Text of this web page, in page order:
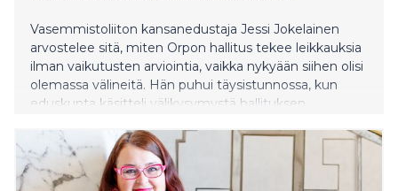
Vasemmistoliiton kansanedustaja Jessi Jokelainen
arvostelee sitä, miten Orpon hallitus tekee leikkauksia
ilman vaikutusten arviointia, vaikka nykyään siihen olisi
olemassa välineitä. Hän puhui täysistunnossa, kun
eduskunta käsitteli välikysymystä hallituksen